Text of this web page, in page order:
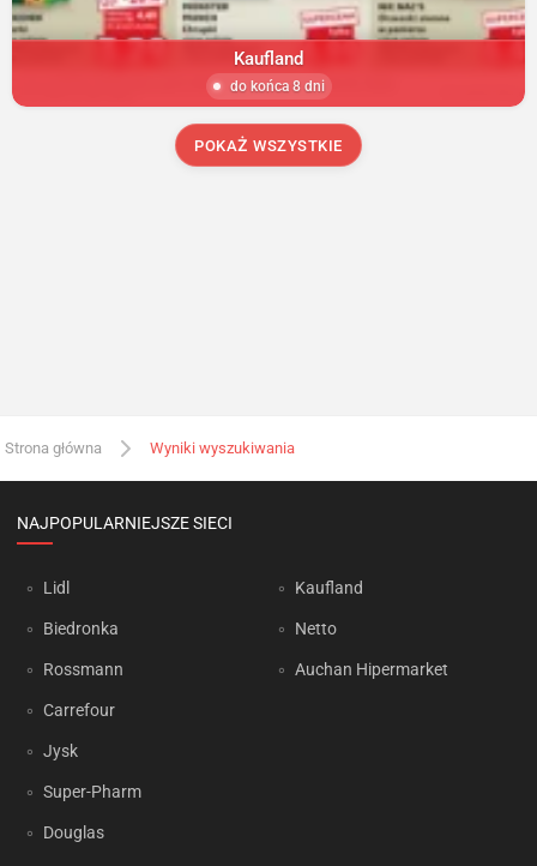
Kaufland
do końca 8 dni
POKAŻ WSZYSTKIE
Strona główna Wyniki wyszukiwania
NAJPOPULARNIEJSZE SIECI
Lidl
Biedronka
Rossmann
Carrefour
Jysk
Super-Pharm
Douglas
Kaufland
Netto
Auchan Hipermarket